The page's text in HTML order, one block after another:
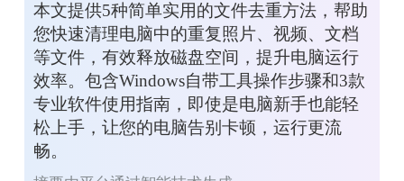
本文提供5种简单实用的文件去重方法，帮助
您快速清理电脑中的重复照片、视频、文档
等文件，有效释放磁盘空间，提升电脑运行
效率。包含Windows自带工具操作步骤和3款
专业软件使用指南，即使是电脑新手也能轻
松上手，让您的电脑告别卡顿，运行更流
畅。